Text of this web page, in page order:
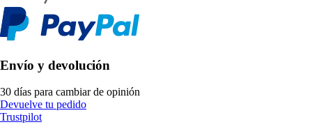
Envío y devolución
30 días para cambiar de opinión
Devuelve tu pedido
Trustpilot